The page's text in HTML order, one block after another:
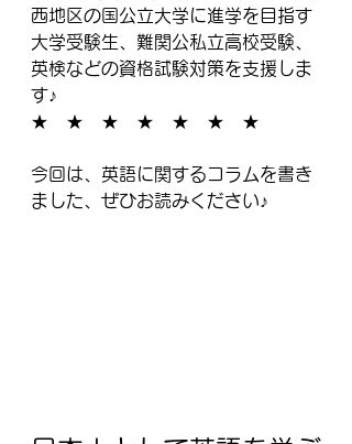
西地区の国公立大学に進学を目指す
大学受験生、難関公私立高校受験、
英検などの資格試験対策を支援しま
す♪
★　★　★　★　★　★　★
今回は、英語に関するコラムを書き
ました、ぜひお読みください♪